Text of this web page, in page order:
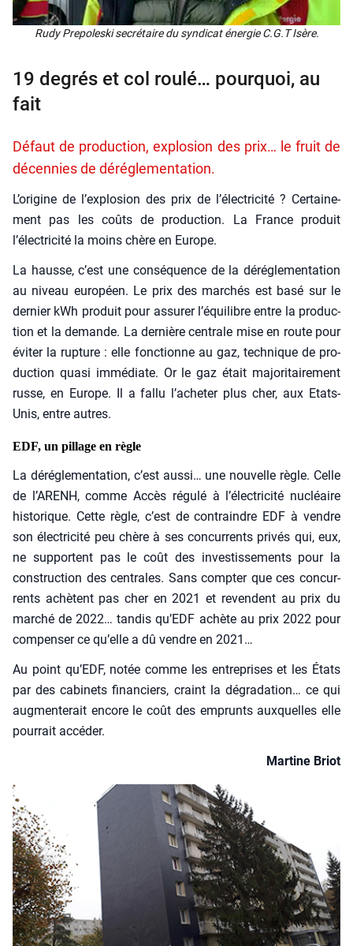
Rudy Pre­po­les­ki secré­taire du syn­di­cat éner­gie C.G.T Isère.
19 degrés et col roulé… pourquoi, au
fait
Défaut de production, explosion des prix… le fruit de
décennies de déréglementation.
L’origine de l’explosion des prix de l’électricité ? Cer­tai­ne­
ment pas les coûts de pro­duc­tion. La France pro­duit
l’électricité la moins chère en Europe.
La hausse, c’est une consé­quence de la déré­gle­men­ta­tion
au niveau euro­péen. Le prix des mar­chés est basé sur le
der­nier kWh pro­duit pour assu­rer l’équilibre entre la pro­duc­
tion et la demande. La der­nière cen­trale mise en route pour
évi­ter la rup­ture : elle fonc­tionne au gaz, tech­nique de pro­
duc­tion qua­si immé­diate. Or le gaz était majo­ri­tai­re­ment
russe, en Europe. Il a fal­lu l’acheter plus cher, aux Etats-
Unis, entre autres.
EDF, un pillage en règle
La déré­gle­men­ta­tion, c’est aus­si… une nou­velle règle. Celle
de l’ARENH, comme Accès régu­lé à l’électricité nucléaire
his­to­rique. Cette règle, c’est de contraindre EDF à vendre
son élec­tri­ci­té peu chère à ses concur­rents pri­vés qui, eux,
ne sup­portent pas le coût des inves­tis­se­ments pour la
construc­tion des cen­trales. Sans comp­ter que ces concur­
rents achètent pas cher en 2021 et revendent au prix du
mar­ché de 2022… tan­dis qu’EDF achète au prix 2022 pour
com­pen­ser ce qu’elle a dû vendre en 2021…
Au point qu’EDF, notée comme les entre­prises et les États
par des cabi­nets finan­ciers, craint la dégra­da­tion… ce qui
aug­men­te­rait encore le coût des emprunts aux­quelles elle
pour­rait accé­der.
Mar­tine Briot